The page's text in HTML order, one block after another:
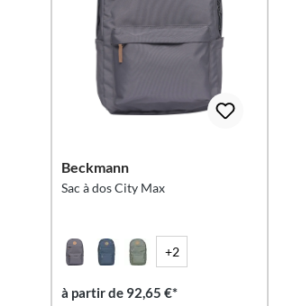
Beckmann
Sac à dos City Max
+2
à partir de 92,65 €*